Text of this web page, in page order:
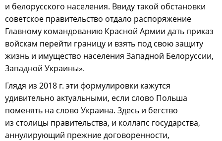
и белорусского населения. Ввиду такой обстановки
советское правительство отдало распоряжение
Главному командованию Красной Армии дать приказ
войскам перейти границу и взять под свою защиту
жизнь и имущество населения Западной Белоруссии,
Западной Украины».
Глядя из 2018 г. эти формулировки кажутся
удивительно актуальными, если слово Польша
поменять на слово Украина. Здесь и бегство
из столицы правительства, и коллапс государства,
аннулирующий прежние договоренности,